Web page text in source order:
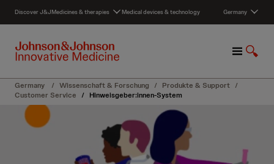
c
Discover J&JMedicines & therapies Medical devices & technology Germany
M
n
S
o
Germany / Wissenschaft & Forschung / Produkte & Support /
Customer Service / Hinweisgeber:innen-System